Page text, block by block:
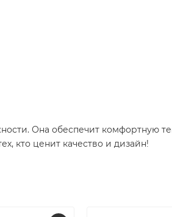
Она обеспечит комфортную
кто ценит качество и дизайн!